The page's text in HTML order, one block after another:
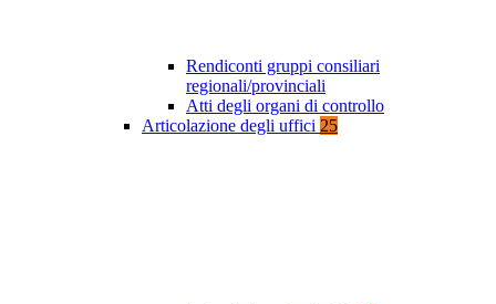
Rendiconti gruppi consiliari
regionali/provinciali
Atti degli organi di controllo
Articolazione degli uffici 25